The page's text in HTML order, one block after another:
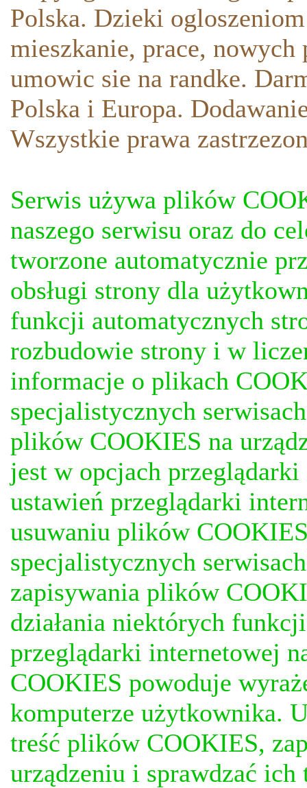
Polska. Dzieki
mieszkanie, prace,
umowic sie na randke.
Polska i Europa.
Wszystkie prawa
Serwis używa plików
naszego serwisu oraz do
tworzone automatycznie
obsługi strony dla
funkcji automatycznych
rozbudowie strony i w
informacje o plikach
specjalistycznych
plików COOKIES na
jest w opcjach
ustawień przeglądarki
usuwaniu plików
specjalistycznych
zapisywania plików
działania niektórych
przeglądarki internetowej
COOKIES powoduje
komputerze użytkownika.
treść plików COOKIES,
urządzeniu i sprawdzać ich